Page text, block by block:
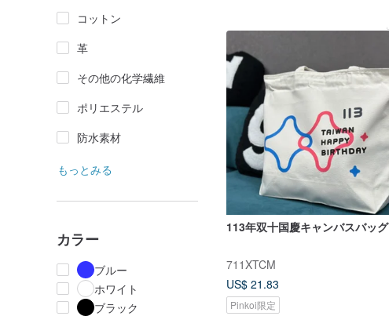
コットン
革
その他の化学繊維
ポリエステル
防水素材
もっとみる
カラー
ブルー
ホワイト
ブラック
113年双十国慶キャンバスバッグ
711XTCM
US$ 21.83
Pinkoi限定